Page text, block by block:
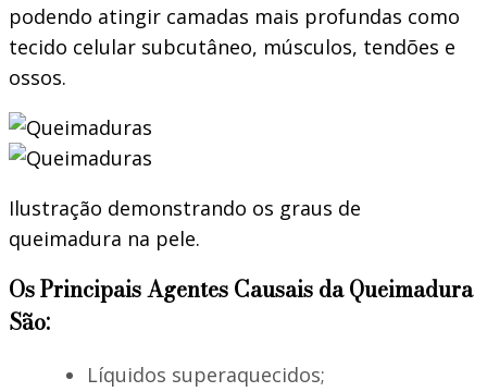
podendo atingir camadas mais profundas como
tecido celular subcutâneo, músculos, tendões e
ossos.
Ilustração demonstrando os graus de
queimadura na pele.
Os Principais Agentes Causais da Queimadura
São:
Líquidos superaquecidos;